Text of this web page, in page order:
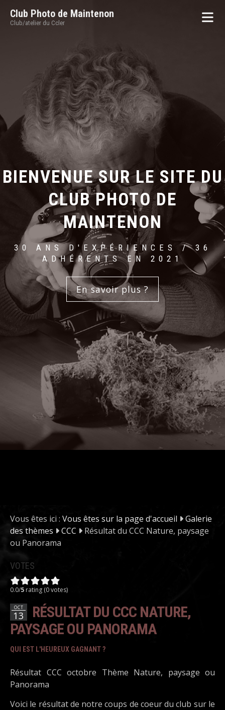
Club Photo de Maintenon
Club/atelier du Ccler
BIENVENUE SUR LE SITE DU
CLUB PHOTO DE
MAINTENON
30 ANS D'EXPÉRIENCES / 36
ADHÉRENTS EN 2021
En savoir plus ?
Vous êtes ici : Vous êtes sur la page d'accueil
Galerie
des thèmes
CCC
Résultat du CCC Nature, paysage
ou Panorama
VOTES
0.0/5 rating (0 votes)
OCT
13
RÉSULTAT DU CCC NATURE,
PAYSAGE OU PANORAMA
QUI EST L'HEUREUX GAGNANT ?
Résultat CCC octobre Thème Nature, paysage ou
Panorama
Voici le résultat de notre coups de coeur du club sur le